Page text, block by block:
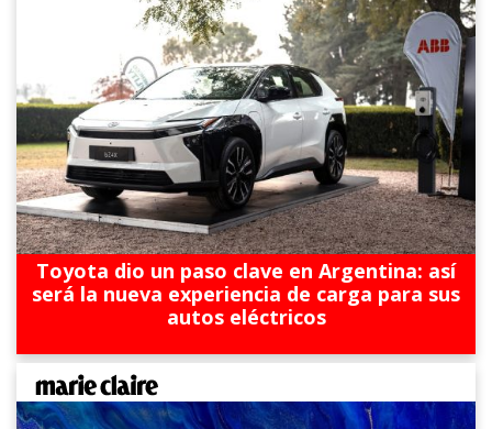
Toyota dio un paso clave en Argentina: así
será la nueva experiencia de carga para sus
autos eléctricos